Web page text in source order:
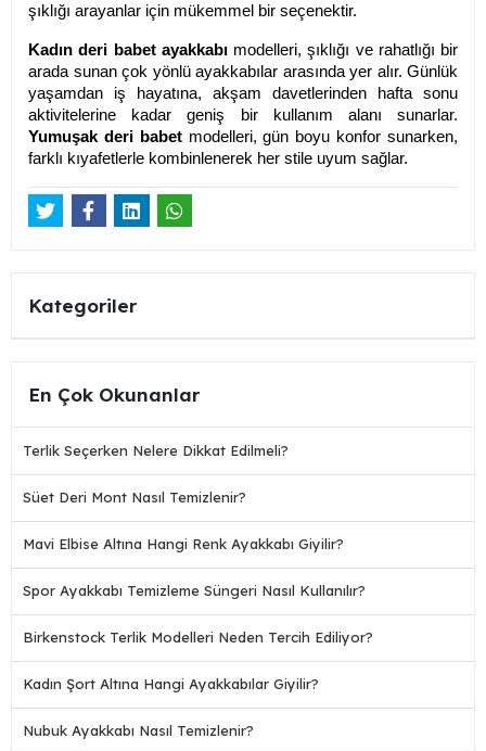
şıklığı arayanlar için mükemmel bir seçenektir.
Kadın deri babet ayakkabı modelleri, şıklığı ve rahatlığı bir
arada sunan çok yönlü ayakkabılar arasında yer alır. Günlük
yaşamdan iş hayatına, akşam davetlerinden hafta sonu
aktivitelerine kadar geniş bir kullanım alanı sunarlar.
Yumuşak deri babetmodelleri, gün boyu konfor sunarken,
farklı kıyafetlerle kombinlenerek her stile uyum sağlar.
Kategoriler
En Çok Okunanlar
Terlik Seçerken Nelere Dikkat Edilmeli?
Süet Deri Mont Nasıl Temizlenir?
Mavi Elbise Altına Hangi Renk Ayakkabı Giyilir?
Spor Ayakkabı Temizleme Süngeri Nasıl Kullanılır?
Birkenstock Terlik Modelleri Neden Tercih Ediliyor?
Kadın Şort Altına Hangi Ayakkabılar Giyilir?
Nubuk Ayakkabı Nasıl Temizlenir?